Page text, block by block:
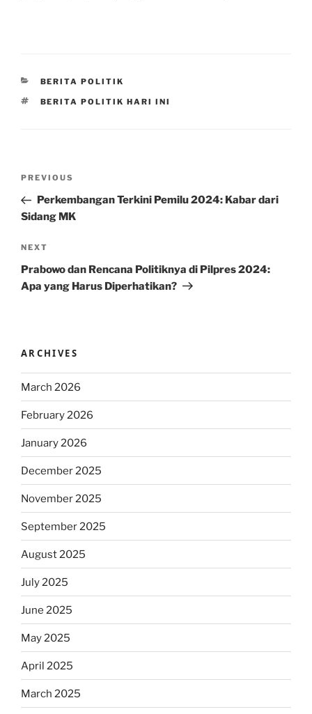
CATEGORIES
BERITA POLITIK
TAGS
BERITA POLITIK HARI INI
Previous
Post
PREVIOUS
Perkembangan Terkini Pemilu 2024: Kabar dari
Sidang MK
Next
Post
NEXT
Prabowo dan Rencana Politiknya di Pilpres 2024:
Apa yang Harus Diperhatikan?
ARCHIVES
March 2026
February 2026
January 2026
December 2025
November 2025
September 2025
August 2025
July 2025
June 2025
May 2025
April 2025
March 2025